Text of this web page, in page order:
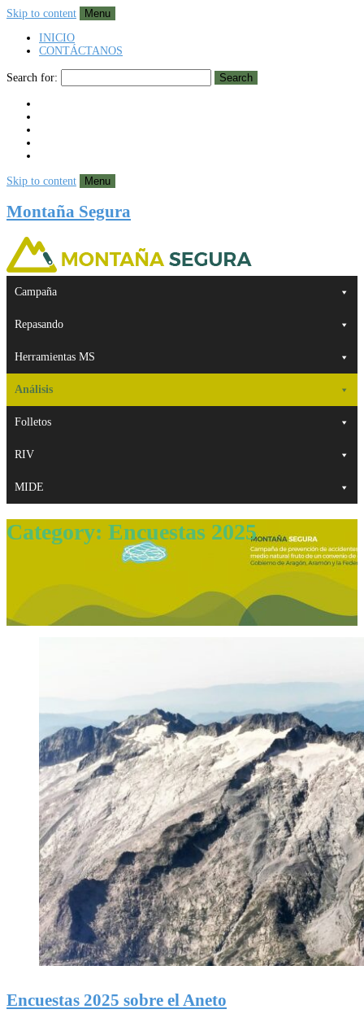
Skip to content
Menu
INICIO
CONTÁCTANOS
Search for: Search
Skip to content Menu
Montaña Segura
Campaña
Repasando
Herramientas MS
Análisis
Folletos
RIV
MIDE
Category: Encuestas 2025
Encuestas 2025 sobre el Aneto